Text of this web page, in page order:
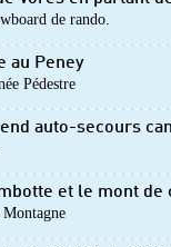
de rando.
au Peney
Pédestre
auto-secours
et le mont de